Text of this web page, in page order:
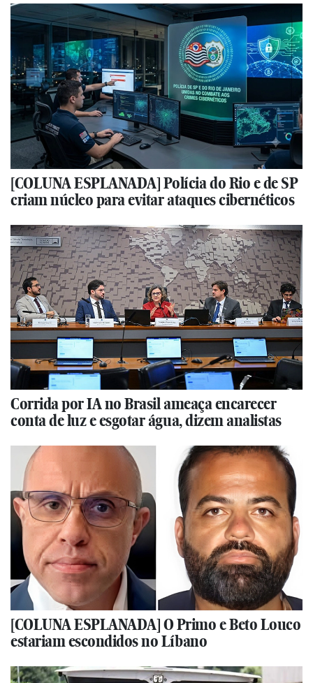
[COLUNA ESPLANADA] Polícia do Rio e de SP
criam núcleo para evitar ataques cibernéticos
Corrida por IA no Brasil ameaça encarecer
conta de luz e esgotar água, dizem analistas
[COLUNA ESPLANADA] O Primo e Beto Louco
estariam escondidos no Líbano